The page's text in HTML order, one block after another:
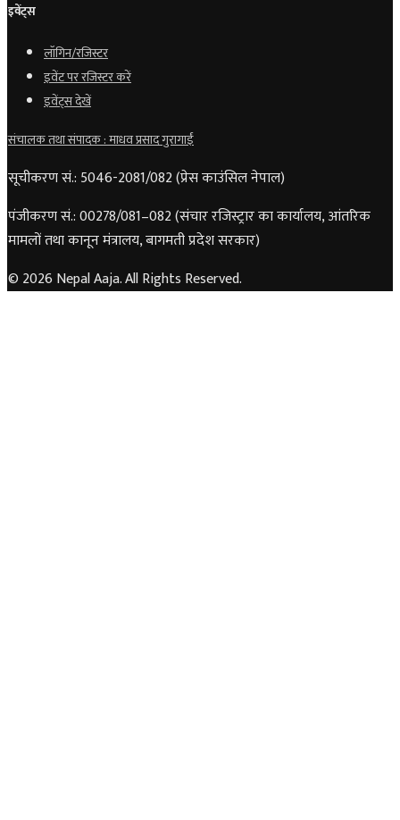
इवेंट्स
लॉगिन/रजिस्टर
इवेंट पर रजिस्टर करें
इवेंट्स देखें
संचालक तथा संपादक : माधव प्रसाद गुरागाईं
सूचीकरण सं.: 5046-2081/082 (प्रेस काउंसिल नेपाल)
पंजीकरण सं.: 00278/081–082 (संचार रजिस्ट्रार का कार्यालय, आंतरिक
मामलों तथा कानून मंत्रालय, बागमती प्रदेश सरकार)
© 2026 Nepal Aaja. All Rights Reserved.